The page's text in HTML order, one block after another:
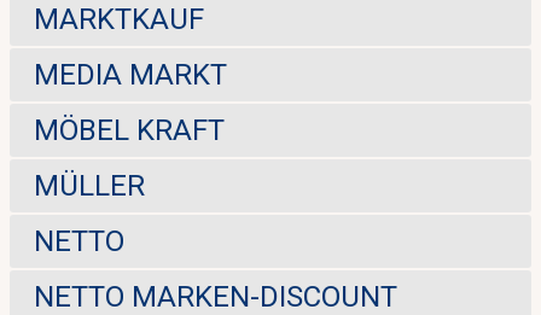
MARKTKAUF
MEDIA MARKT
MÖBEL KRAFT
MÜLLER
NETTO
NETTO MARKEN-DISCOUNT